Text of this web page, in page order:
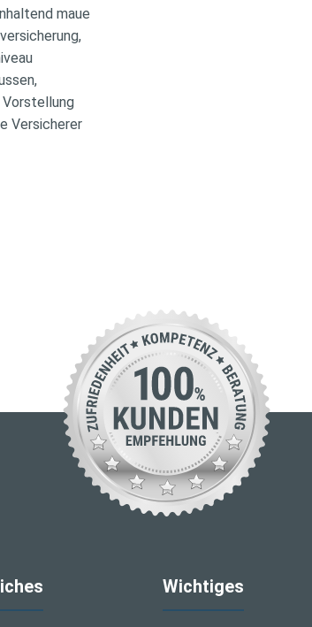
maue
Versicherer
Wichtiges